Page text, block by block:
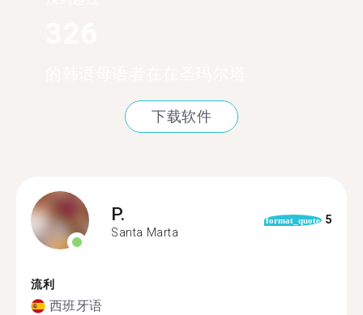
下载软件
P.
Santa Marta
format_quote 5
流利
西班牙语